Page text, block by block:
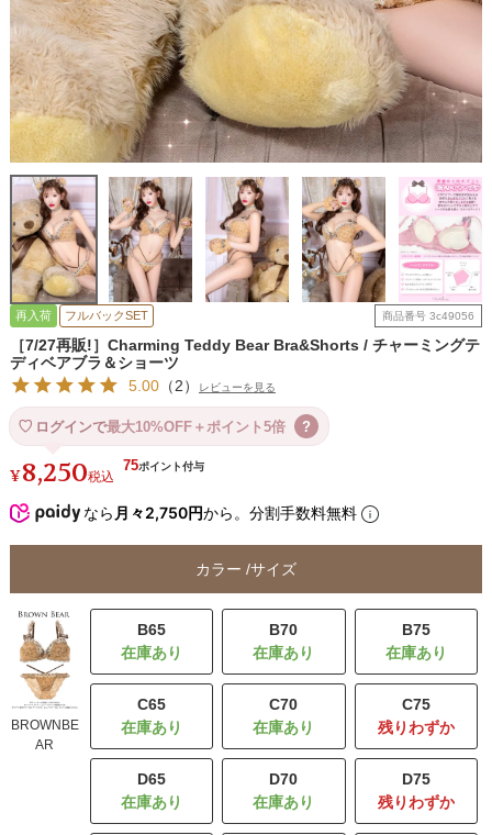
再入荷 フルバックSET 商品番号 3c49056
［7/27再販!］Charming Teddy Bear Bra&Shorts / チャーミングテ
ディベアブラ＆ショーツ
5.00（2） レビューを見る
ログインで最大10%OFF＋ポイント5倍 ?
¥8,250税込
75
なら 月々2,750円から。分割手数料無料
カラー サイズ
BROWNBE
AR
B65 B70 B75
C65 C70
C75
残りわずか
D65 D70
D75
残りわずか